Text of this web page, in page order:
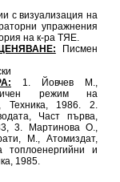
с визуализация на
упражнения
на к-ра ТЯЕ.
Писмен
1. Йовчев М.,
режим на
Техника, 1986. 2.
Част първа,
3. Мартинова О.,
М., Атомиздат,
и
1985.